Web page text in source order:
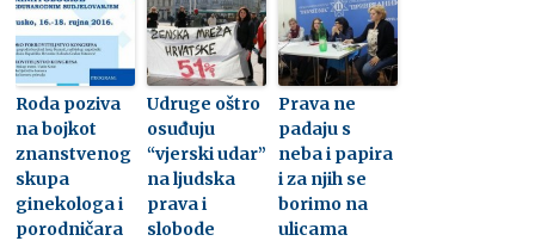
Roda poziva
na bojkot
znanstvenog
skupa
ginekologa i
porodničara
Udruge oštro
osuđuju
“vjerski udar”
na ljudska
prava i
slobode
Prava ne
padaju s
neba i papira
i za njih se
borimo na
ulicama